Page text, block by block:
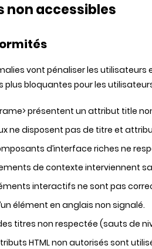
non accessibles
vont pénaliser les utilisateurs
plus bloquantes pour les
présentent un attribut title
ne disposent pas de titre et
d’interface riches ne
de contexte interviennent
interactifs ne sont pas
élément en anglais non signalé.
titres non respectée (sauts de
HTML non autorisés sont